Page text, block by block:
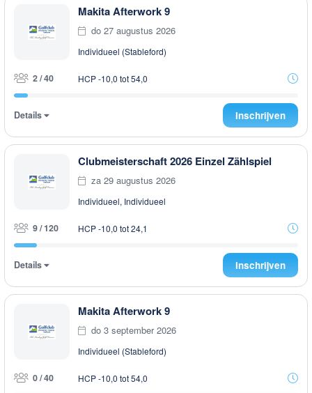
Makita Afterwork 9
do 27 augustus 2026
Individueel (Stableford)
2 / 40 HCP -10,0 tot 54,0
Details Inschrijven
Clubmeisterschaft 2026 Einzel Zählspiel
za 29 augustus 2026
Individueel, Individueel
9 / 120 HCP -10,0 tot 24,1
Details Inschrijven
Makita Afterwork 9
do 3 september 2026
Individueel (Stableford)
0 / 40 HCP -10,0 tot 54,0